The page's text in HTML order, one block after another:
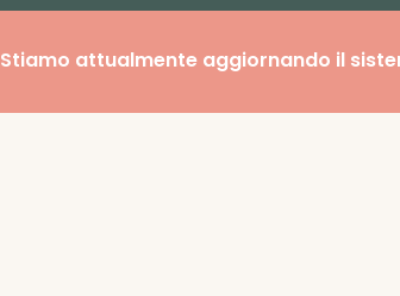
Stiamo attualmente aggiornando il